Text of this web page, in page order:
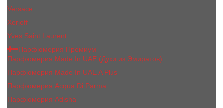
Versace
Xerjoff
Yves Saint Laurent
Парфюмерия Премиум
Парфюмерия Made In UAE (Духи из Эмиратов)
Парфюмерия Made In UAE A Plus
Парфюмерия Acqua Di Parma
Парфюмерия Adisha